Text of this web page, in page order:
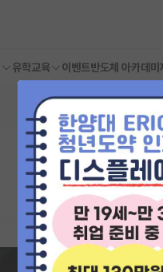
유학교육 이벤트반도체 아카데미